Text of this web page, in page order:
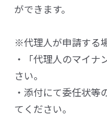
ができます。
※代理人が申請する
・「代理人のマイナ
さい。
・添付にて委任状等
てください。